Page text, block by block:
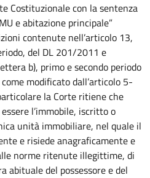
Costituzionale con la sentenza
e abitazione principale”
contenute nell’articolo 13,
del DL 201/2011 e
b), primo e secondo periodo
modificato dall’articolo 5-
la Corte ritiene che
l’immobile, iscritto o
unità immobiliare, nel quale il
e risiede anagraficamente e
norme ritenute illegittime, di
abituale del possessore e del